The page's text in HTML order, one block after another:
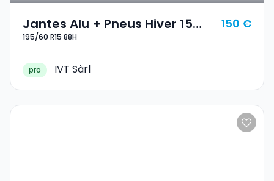
Jantes Alu + Pneus Hiver 15
195/60 R15 88H
195/60 R15 88H
150 €
pro IVT Sàrl